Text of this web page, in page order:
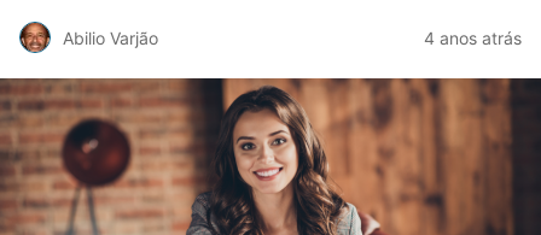
Abilio Varjão 4 anos atrás